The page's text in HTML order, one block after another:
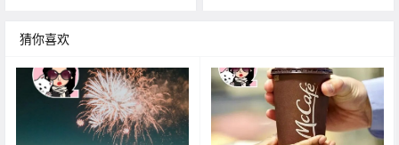
猜你喜欢